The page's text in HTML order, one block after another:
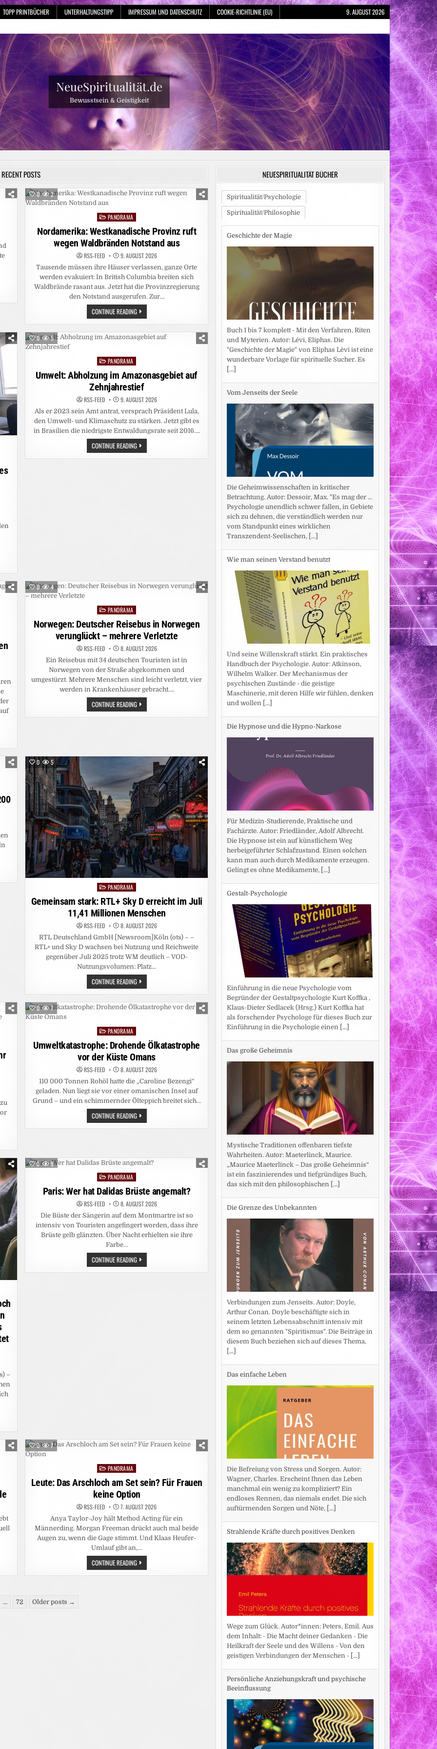
TOPP PRINTBÜCHER UNTERHALTUNGSTIPP IMPRESSUM UND DATENSCHUTZ COOKIE-RICHTLINIE (EU) 9. AUGUST 2026
NeueSpiritualität.de
Bewusstsein & Geistigkeit
RECENT POSTS
0 2
Posted
in
PANORAMA
Nordamerika: Westkanadische Provinz ruft
wegen Waldbränden Notstand aus
RSS-FEED 9. AUGUST 2026
Tausende müssen ihre Häuser verlassen, ganze Orte
werden evakuiert: In British Columbia breiten sich
Waldbrände rasant aus. Jetzt hat die Provinzregierung
den Notstand ausgerufen. Zur…
CONTINUE READINGNORDAMERIKA:
WESTKANADISCHE
PROVINZ
WEGEN
WALDBRÄNDEN
0 5
PostedPANORAMA
Umwelt: Abholzung im Amazonasgebiet auf
Zehnjahrestief
RSS-FEED 9. AUGUST 2026
Als er 2023 sein Amt antrat, versprach Präsident Lula,
den Umwelt- und Klimaschutz zu stärken. Jetzt gibt es
in Brasilien die niedrigste Entwaldungsrate seit 2016….
CONTINUE READINGUMWELT:
ABHOLZUNG
IM
0 4
Posted
in
PANORAMA
Norwegen: Deutscher Reisebus in Norwegen
verunglückt – mehrere Verletzte
RSS-FEED 8. AUGUST 2026
Ein Reisebus mit 34 deutschen Touristen ist in
Norwegen von der Straße abgekommen und
umgestürzt. Mehrere Menschen sind leicht verletzt, vier
werden in Krankenhäuser gebracht….
CONTINUE READINGNORWEGEN:
DEUTSCHER
REISEBUS
VERLETZTE
0 5
Posted
in
PANORAMA
Gemeinsam stark: RTL+ Sky D erreicht im Juli
11,41 Millionen Menschen
RSS-FEED 8. AUGUST 2026
RTL Deutschland GmbH [Newsroom]Köln (ots) – –
RTL+ und Sky D wachsen bei Nutzung und Reichweite
gegenüber Juli 2025 trotz WM deutlich – VOD-
Nutzungsvolumen: Platz…
CONTINUE READINGGEMEINSAM
STARK:
RTL+
SKY
D
MILLIONEN
MENSCHEN
0 7
Posted
in
PANORAMA
Umweltkatastrophe: Drohende Ölkatastrophe
vor der Küste Omans
RSS-FEED 8. AUGUST 2026
110 000 Tonnen Rohöl hatte die „Caroline Bezengi“
geladen. Nun liegt sie vor einer omanischen Insel auf
Grund – und ein schimmernder Ölteppich breitet sich…
CONTINUE READINGUMWELTKATASTROPHE:
DROHENDE
ÖLKATASTROPHE
–
0 9
Posted
in
PANORAMA
Paris: Wer hat Dalidas Brüste angemalt?
RSS-FEED 8. AUGUST 2026
Die Büste der Sängerin auf dem Montmartre ist so
intensiv von Touristen angefingert worden, dass ihre
Brüste gelb glänzten. Über Nacht erhielten sie ihre
Farbe…
CONTINUE READINGPARIS:
WER
HAT
0 7
PostedPANORAMA
Leute: Das Arschloch am Set sein? Für Frauen
keine Option
RSS-FEED 7. AUGUST 2026
Anya Taylor-Joy hält Method Acting für ein
Männerding. Morgan Freeman drückt auch mal beide
Augen zu, wenn die Gage stimmt. Und Klaas Heufer-
Umlauf gibt an,…
CONTINUE READINGLEUTE:
DAS
ARSCHLOCH
… 72 Older posts →
NEUESPIRITUALITÄT BÜCHER
Spiritualität/Psychologie
Spiritualität/Philosophie
Geschichte der Magie
Buch 1 bis 7 komplett - Mit den Verfahren, Riten
und Myterien. Autor: Lévi, Eliphas. Die
"Geschichte der Magie" von Eliphas Lèvi ist eine
wunderbare Vorlage für spirituelle Sucher. Es
[...]
Vom Jenseits der Seele
Die Geheimwissenschaften in kritischer
Betrachtung. Autor: Dessoir, Max. "Es mag der ...
Psychologie unendlich schwer fallen, in Gebiete
sich zu dehnen, die verständlich werden nur
vom Standpunkt eines wirklichen
Transzendent-Seelischen, [...]
Wie man seinen Verstand benutzt
Und seine Willenskraft stärkt. Ein praktisches
Handbuch der Psychologie. Autor: Atkinson,
Wilhelm Walker. Der Mechanismus der
psychischen Zustände - die geistige
Maschinerie, mit deren Hilfe wir fühlen, denken
und wollen [...]
Die Hypnose und die Hypno-Narkose
Für Medizin-Studierende, Praktische und
Fachärzte. Autor: Friedländer, Adolf Albrecht.
Die Hypnose ist ein auf künstlichem Weg
herbeigeführter Schlafzustand. Einen solchen
kann man auch durch Medikamente erzeugen.
Gelingt es ohne Medikamente, [...]
Gestalt-Psychologie
Einführung in die neue Psychologie vom
Begründer der Gestaltpsychologie Kurt Koffka ,
Klaus-Dieter Sedlacek (Hrsg.) Kurt Koffka hat
als forschender Psychologe für dieses Buch zur
Einführung in die Psychologie einen [...]
Das große Geheimnis
Mystische Traditionen offenbaren tiefste
Wahrheiten. Autor: Maeterlinck, Maurice.
„Maurice Maeterlinck – Das große Geheimnis“
ist ein faszinierendes und tiefgründiges Buch,
das sich mit den philosophischen [...]
Die Grenze des Unbekannten
Verbindungen zum Jenseits. Autor: Doyle,
Arthur Conan. Doyle beschäftigte sich in
seinem letzten Lebensabschnitt intensiv mit
dem so genannten "Spiritismus". Die Beiträge in
diesem Buch beziehen sich auf dieses Thema,
[...]
Das einfache Leben
Die Befreiung von Stress und Sorgen. Autor:
Wagner, Charles. Erscheint Ihnen das Leben
manchmal ein wenig zu kompliziert? Ein
endloses Rennen, das niemals endet. Die sich
auftürmenden Sorgen und Nöte, [...]
Strahlende Kräfte durch positives Denken
Wege zum Glück. Autor*innen: Peters, Emil. Aus
dem Inhalt: - Die Macht deiner Gedanken - Die
Heilkraft der Seele und des Willens - Von den
geistigen Verbindungen der Menschen - [...]
Persönliche Anziehungskraft und psychische
Beeinflussung